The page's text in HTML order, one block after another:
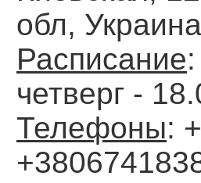
обл, Украина
Расписание
четверг -
Телефоны: